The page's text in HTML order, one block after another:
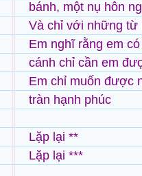
bánh, một nụ hôn
Và chỉ với những từ
Em nghĩ rằng em
cánh chỉ cần em
Em chỉ muốn được
tràn hạnh phúc
Lặp lại **
Lặp lại ***